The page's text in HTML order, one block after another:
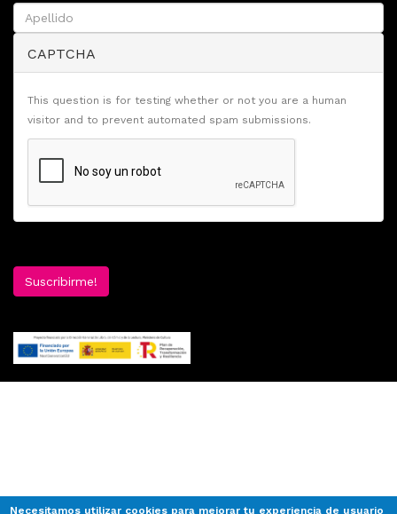
CAPTCHA
This question is for testing whether or not you are a human
visitor and to prevent automated spam submissions.
Suscribirme!
Necesitamos utilizar cookies para mejorar tu experiencia de usuario